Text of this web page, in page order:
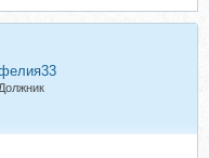
Должник